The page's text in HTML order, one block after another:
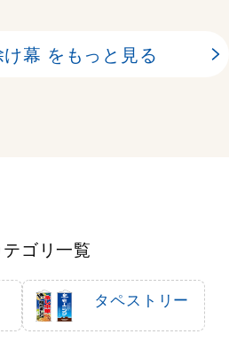
幕 をもっと見る
ゴリ一覧
タペストリー